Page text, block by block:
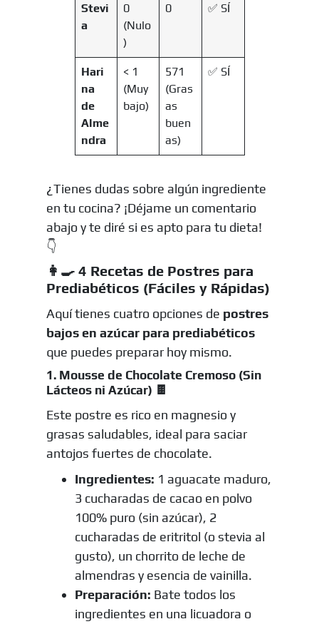
Stevi
a
0
(Nulo
)
0 ✅ SÍ
Hari
na
de
Alme
ndra
< 1
(Muy
bajo)
571
(Gras
as
buen
as)
✅ SÍ
¿Tienes dudas sobre algún ingrediente
en tu cocina? ¡Déjame un comentario
abajo y te diré si es apto para tu dieta!
👇
👩‍🍳 4 Recetas de Postres para
Prediabéticos (Fáciles y Rápidas)
Aquí tienes cuatro opciones de postres
bajos en azúcar para prediabéticos
que puedes preparar hoy mismo.
1. Mousse de Chocolate Cremoso (Sin
Lácteos ni Azúcar) 🍫
Este postre es rico en magnesio y
grasas saludables, ideal para saciar
antojos fuertes de chocolate.
Ingredientes: 1 aguacate maduro,
3 cucharadas de cacao en polvo
100% puro (sin azúcar), 2
cucharadas de eritritol (o stevia al
gusto), un chorrito de leche de
almendras y esencia de vainilla.
Preparación: Bate todos los
ingredientes en una licuadora o